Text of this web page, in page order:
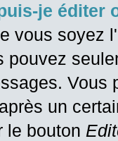
je éditer
vous soyez
pouvez
Vous
un
le bouton